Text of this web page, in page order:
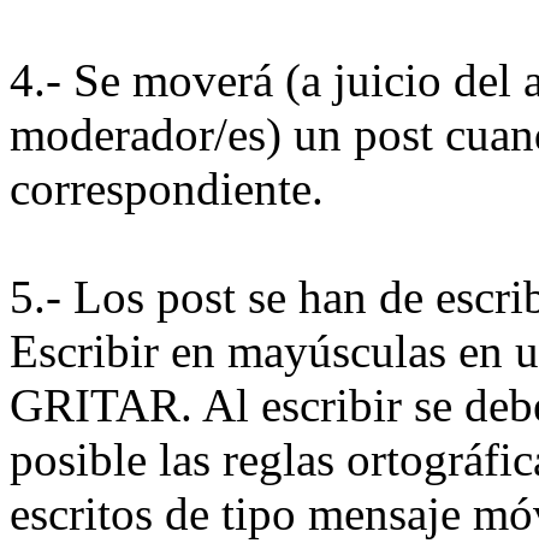
4.- Se moverá (a juicio del
moderador/es) un post
correspondiente.
5.- Los post se han de
Escribir en mayúsculas en
GRITAR. Al escribir se
posible las reglas
escritos de tipo mensaje